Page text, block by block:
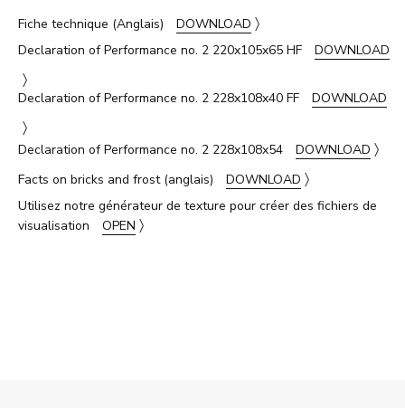
Fiche technique (Anglais) DOWNLOAD 〉
Declaration of Performance no. 2 220x105x65 HF DOWNLOAD
〉
Declaration of Performance no. 2 228x108x40 FF DOWNLOAD
〉
Declaration of Performance no. 2 228x108x54 DOWNLOAD 〉
Facts on bricks and frost (anglais) DOWNLOAD 〉
Utilisez notre générateur de texture pour créer des fichiers de
visualisation
OPEN 〉